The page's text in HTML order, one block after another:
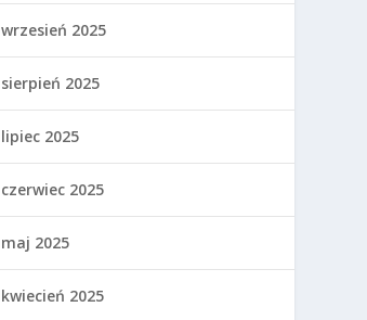
wrzesień 2025
sierpień 2025
lipiec 2025
czerwiec 2025
maj 2025
kwiecień 2025